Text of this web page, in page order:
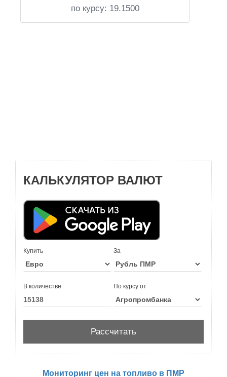
по курсу: 19.1500
КАЛЬКУЛЯТОР ВАЛЮТ
Купить За
В количестве По курсу от
Мониторинг цен на топливо в ПМР